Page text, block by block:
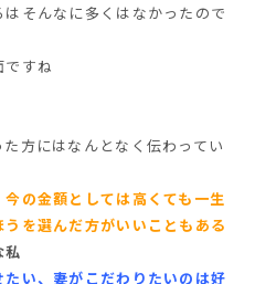
そんなに多くはなかったので
すね
方にはなんとなく伝わってい
の金額としては高くても一生
を選んだ方がいいこともある
私
たい、妻がこだわりたいのは好